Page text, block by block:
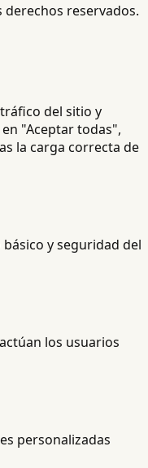
derechos reservados.
del sitio y
"Aceptar todas",
la carga correcta de
y seguridad del
los usuarios
personalizadas